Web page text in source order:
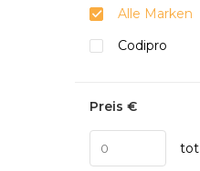
Alle Marken
Codipro
Preis €
tot